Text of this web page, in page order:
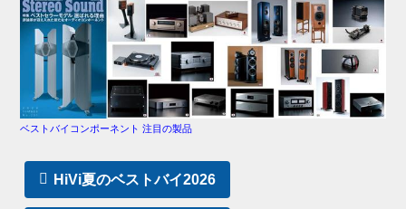
ベストバイコンポーネント 注目の製品
HiVi夏のベストバイ2026